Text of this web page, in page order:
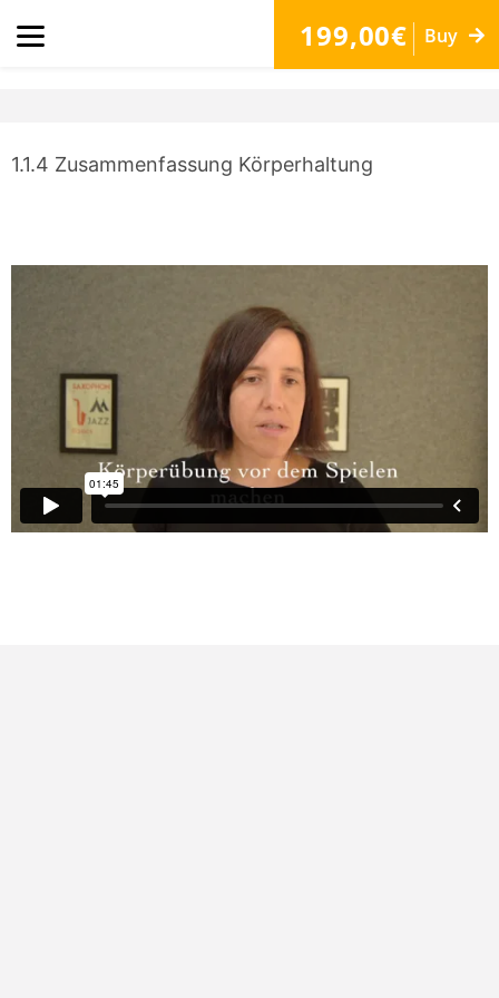
199,00€ Buy
1.1.4 Zusammenfassung Körperhaltung